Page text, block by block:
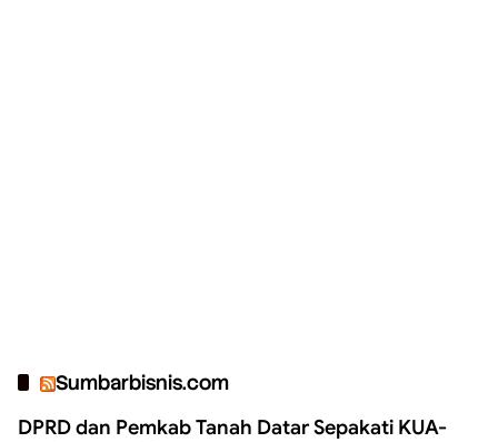
Sumbarbisnis.com
DPRD dan Pemkab Tanah Datar Sepakati KUA-